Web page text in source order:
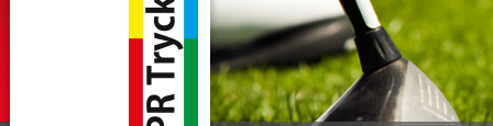
Kartongen är producerad av 100%
Passar alla våra meteset, spinnare och
skeddrag. Kan även fås i vit kartong. Välj
eller utan tryckt omslag.